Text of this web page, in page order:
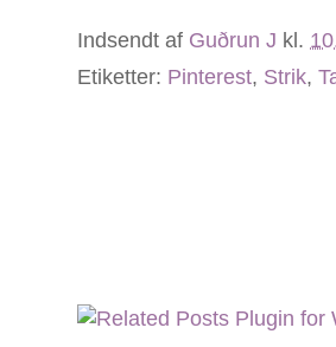
Indsendt af Guðrun J kl.
Etiketter: Pinterest, Strik,